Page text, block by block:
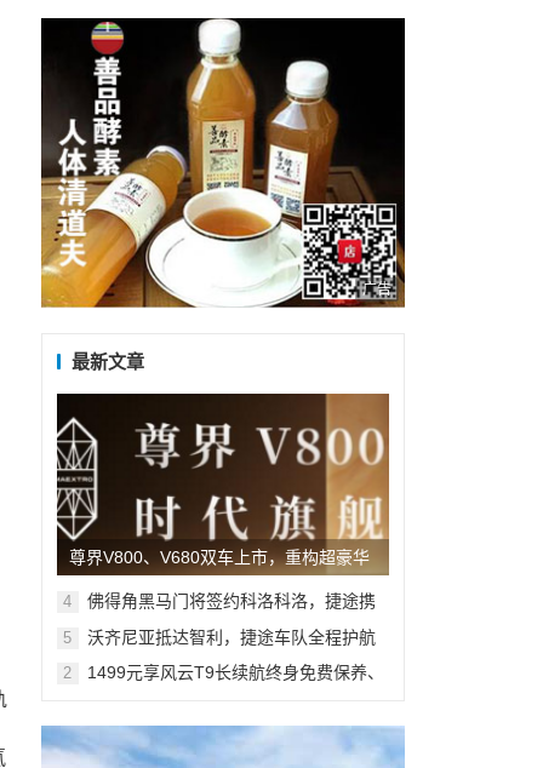
广告
最新文章
尊界V800、V680双车上市，重构超豪华
MPV市场新格局
4
佛得角黑马门将签约科洛科洛，捷途携
5 沃齐尼亚抵达智利，捷途车队全程护航
2
1499元享风云T9长续航终身免费保养、